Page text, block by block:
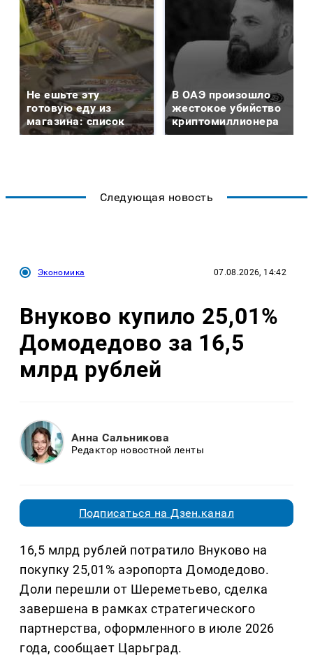
Не ешьте эту
готовую еду из
магазина: список
В ОАЭ произошло
жестокое убийство
криптомиллионера
Следующая новость
Экономика 07.08.2026, 14:42
Внуково купило 25,01%
Домодедово за 16,5
млрд рублей
Анна Сальникова
Редактор новостной ленты
Подписаться на Дзен.канал
16,5 млрд рублей потратило Внуково на
покупку 25,01% аэропорта Домодедово.
Доли перешли от Шереметьево, сделка
завершена в рамках стратегического
партнерства, оформленного в июле 2026
года, сообщает Царьград.